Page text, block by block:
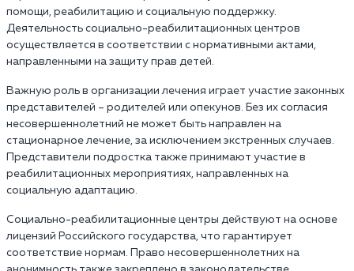
помощи, реабилитацию и социальную поддержку.
Деятельность социально-реабилитационных центров
осуществляется в соответствии с нормативными актами,
направленными на защиту прав детей.
Важную роль в организации лечения играет участие законных
представителей – родителей или опекунов. Без их согласия
несовершеннолетний не может быть направлен на
стационарное лечение, за исключением экстренных случаев.
Представители подростка также принимают участие в
реабилитационных мероприятиях, направленных на
социальную адаптацию.
Социально-реабилитационные центры действуют на основе
лицензий Российского государства, что гарантирует
соответствие нормам. Право несовершеннолетних на